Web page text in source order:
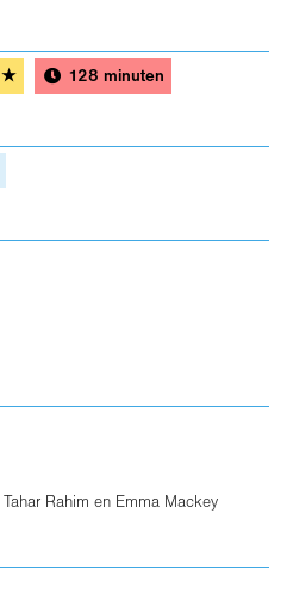
★ 128 minuten
Tahar Rahim en Emma Mackey